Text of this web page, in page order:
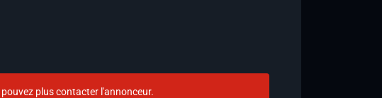
plus contacter l'annonceur.